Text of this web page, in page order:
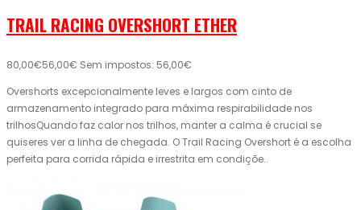
TRAIL RACING OVERSHORT ETHER
80,00€56,00€ Sem impostos: 56,00€
Overshorts excepcionalmente leves e largos com cinto de
armazenamento integrado para máxima respirabilidade nos
trilhosQuando faz calor nos trilhos, manter a calma é crucial se
quiseres ver a linha de chegada. O Trail Racing Overshort é a escolha
perfeita para corrida rápida e irrestrita em condiçõe..